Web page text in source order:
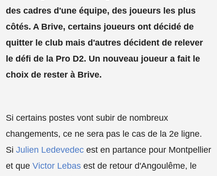
des cadres d'une équipe, des joueurs les plus
côtés. A Brive, certains joueurs ont décidé de
quitter le club mais d'autres décident de relever
le défi de la Pro D2. Un nouveau joueur a fait le
choix de rester à Brive.
Si certains postes vont subir de nombreux
changements, ce ne sera pas le cas de la 2e ligne.
Si Julien Ledevedec est en partance pour Montpellier
et que Victor Lebas est de retour d'Angoulême, le